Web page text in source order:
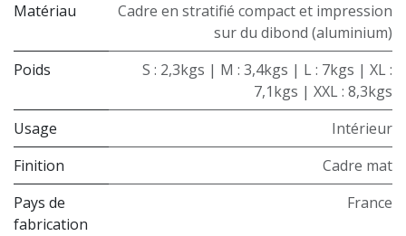
Matériau
Cadre en stratifié compact et impression
sur du dibond (aluminium)
Poids
S : 2,3kgs | M : 3,4kgs | L : 7kgs | XL :
7,1kgs | XXL : 8,3kgs
Usage
Intérieur
Finition
Cadre mat
Pays de
fabrication
France